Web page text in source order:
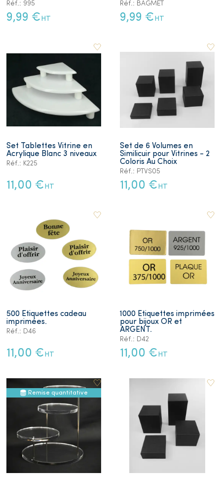
Réf.: 995
9,99 € HT
Réf.: BAGMET
9,99 € HT
Set Tablettes Vitrine en
Acrylique Blanc 3 niveaux
Réf.: K225
11,00 € HT
Set de 6 Volumes en
Similicuir pour Vitrines - 2
Coloris Au Choix
Réf.: PTVS05
11,00 € HT
500 Etiquettes cadeau
imprimées.
Réf.: D46
11,00 € HT
1000 Etiquettes imprimées
pour bijoux OR et
ARGENT.
Réf.: D42
11,00 € HT
Remise quantitative